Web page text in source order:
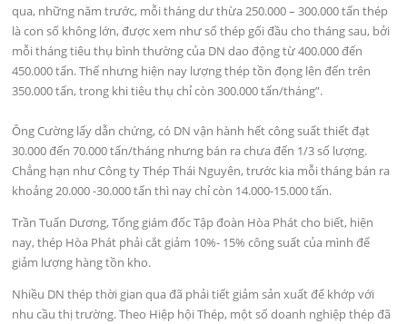
qua, những năm trước, mỗi tháng dư thừa 250.000 – 300.000 tấn thép
là con số không lớn, được xem như số thép gối đầu cho tháng sau, bởi
mỗi tháng tiêu thụ bình thường của DN dao động từ 400.000 đến
450.000 tấn. Thế nhưng hiện nay lượng thép tồn đọng lên đến trên
350.000 tấn, trong khi tiêu thụ chỉ còn 300.000 tấn/tháng”.
Ông Cường lấy dẫn chứng, có DN vận hành hết công suất thiết đạt
30.000 đến 70.000 tấn/tháng nhưng bán ra chưa đến 1/3 số lượng.
Chẳng hạn như Công ty Thép Thái Nguyên, trước kia mỗi tháng bán ra
khoảng 20.000 -30.000 tấn thì nay chỉ còn 14.000-15.000 tấn.
Trần Tuấn Dương, Tổng giám đốc Tập đoàn Hòa Phát cho biết, hiện
nay, thép Hòa Phát phải cắt giảm 10%- 15% công suất của mình để
giảm lượng hàng tồn kho.
Nhiều DN thép thời gian qua đã phải tiết giảm sản xuất để khớp với
nhu cầu thị trường. Theo Hiệp hội Thép, một số doanh nghiệp thép đã